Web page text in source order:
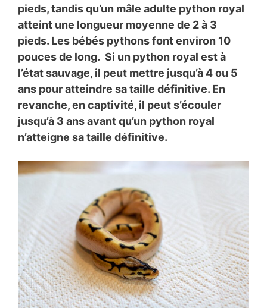
pieds, tandis qu’un mâle adulte python royal
atteint une longueur moyenne de 2 à 3
pieds. Les bébés pythons font environ 10
pouces de long. Si un python royal est à
l’état sauvage, il peut mettre jusqu’à 4 ou 5
ans pour atteindre sa taille définitive. En
revanche, en captivité, il peut s’écouler
jusqu’à 3 ans avant qu’un python royal
n’atteigne sa taille définitive.